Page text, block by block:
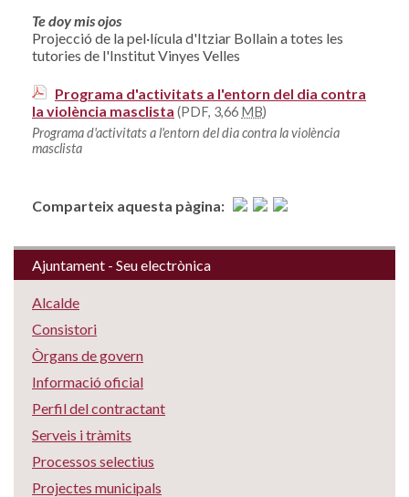
Te doy mis ojos
Projecció de la pel·lícula d'Itziar Bollain a totes les
tutories de l'Institut Vinyes Velles
Programa d'activitats a l'entorn del dia contra
la violència masclista (PDF, 3,66 MB)
Programa d'activitats a l'entorn del dia contra la violència
masclista
Comparteix aquesta pàgina:
Ajuntament - Seu electrònica
Alcalde
Consistori
Òrgans de govern
Informació oficial
Perfil del contractant
Serveis i tràmits
Processos selectius
Projectes municipals